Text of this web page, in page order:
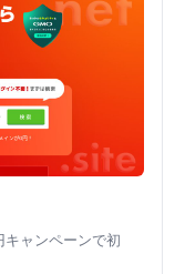
ャンペーンで初